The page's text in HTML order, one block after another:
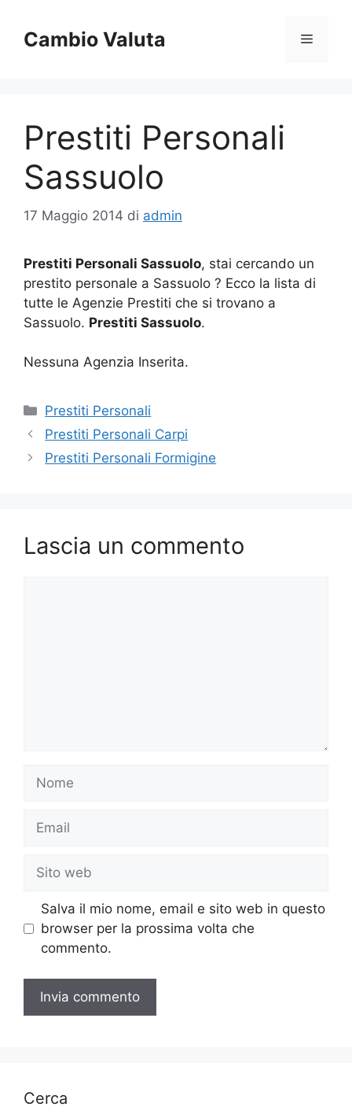
contenuto
Cambio Valuta Menu
Prestiti Personali
Sassuolo
17 Maggio 2014 di admin
Prestiti Personali Sassuolo, stai cercando un
prestito personale a Sassuolo ? Ecco la lista di
tutte le Agenzie Prestiti che si trovano a
Sassuolo. Prestiti Sassuolo.
Nessuna Agenzia Inserita.
Categorie
Prestiti Personali
Prestiti Personali Carpi
Prestiti Personali Formigine
Lascia un commento
Nome
Email
Sito
web
Salva il mio nome, email e sito web in questo
browser per la prossima volta che
commento.
Cerca